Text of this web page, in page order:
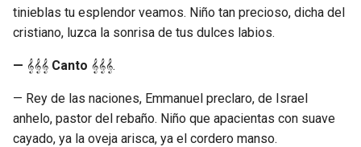
tinieblas tu esplendor veamos. Niño tan precioso, dicha del
cristiano, luzca la sonrisa de tus dulces labios.
— 𝄞𝄞𝄞 Canto 𝄞𝄞𝄞.
— Rey de las naciones, Emmanuel preclaro, de Israel
anhelo, pastor del rebaño. Niño que apacientas con suave
cayado, ya la oveja arisca, ya el cordero manso.